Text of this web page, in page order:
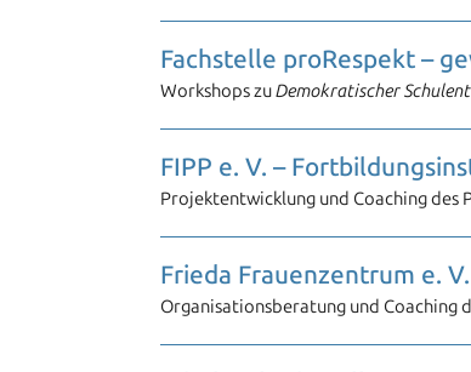
Fachstelle proRespekt –
Workshops zuDemokratischer
FIPP e. V. –
Projektentwicklung und Coaching des
Frieda Frauenzentrum e.
Organisationsberatung und Coaching